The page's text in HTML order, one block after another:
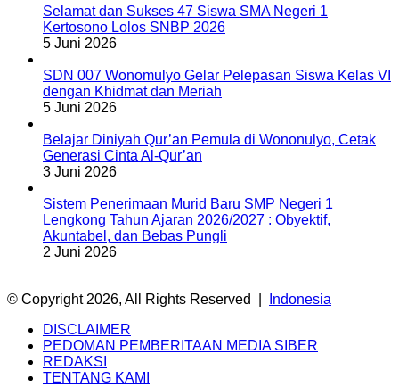
Selamat dan Sukses 47 Siswa SMA Negeri 1
Kertosono Lolos SNBP 2026
5 Juni 2026
SDN 007 Wonomulyo Gelar Pelepasan Siswa Kelas VI
dengan Khidmat dan Meriah
5 Juni 2026
Belajar Diniyah Qur’an Pemula di Wononulyo, Cetak
Generasi Cinta Al-Qur’an
3 Juni 2026
Sistem Penerimaan Murid Baru SMP Negeri 1
Lengkong Tahun Ajaran 2026/2027 : Obyektif,
Akuntabel, dan Bebas Pungli
2 Juni 2026
© Copyright 2026, All Rights Reserved |
Indonesia
DISCLAIMER
PEDOMAN PEMBERITAAN MEDIA SIBER
REDAKSI
TENTANG KAMI